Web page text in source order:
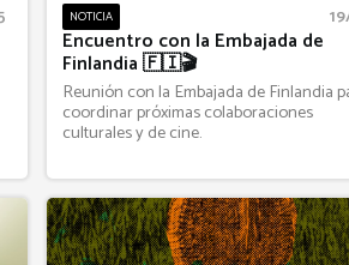
NOTICIA
Encuentro con la Embajada de
Finlandia 🇫🇮🎬
Reunión con la Embajada de Finlandia
coordinar próximas colaboraciones
culturales y de cine.